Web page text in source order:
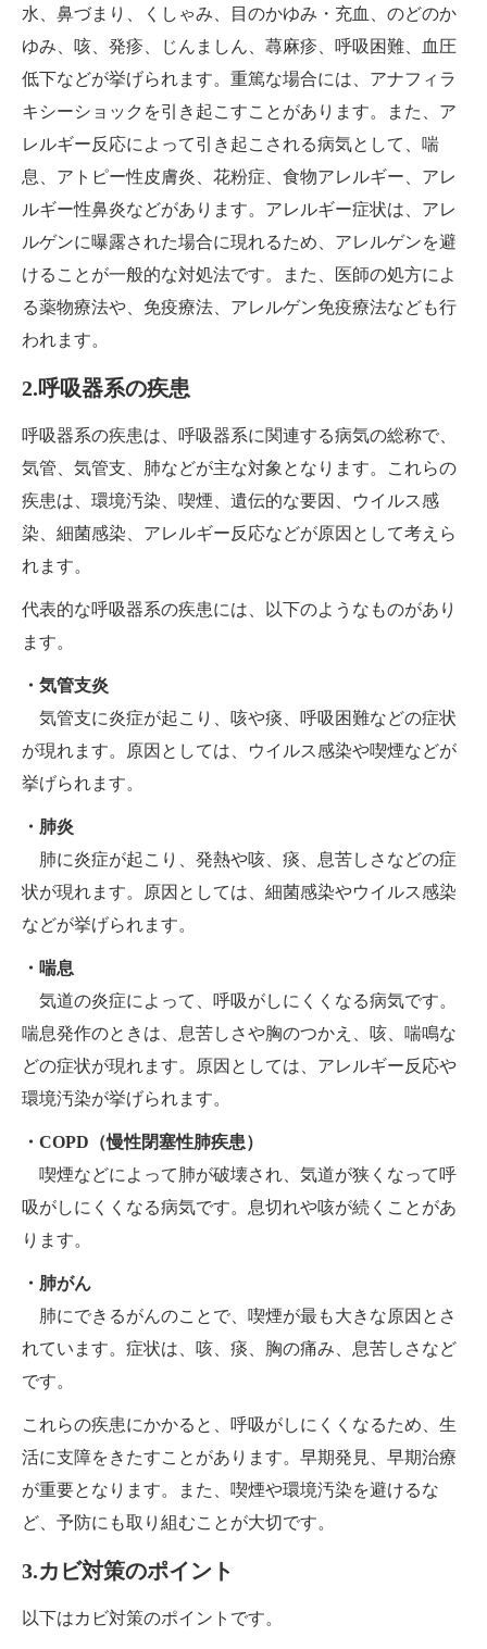
水、鼻づまり、くしゃみ、目のかゆみ・充血、のどのか
ゆみ、咳、発疹、じんましん、蕁麻疹、呼吸困難、血圧
低下などが挙げられます。重篤な場合には、アナフィラ
キシーショックを引き起こすことがあります。また、ア
レルギー反応によって引き起こされる病気として、喘
息、アトピー性皮膚炎、花粉症、食物アレルギー、アレ
ルギー性鼻炎などがあります。アレルギー症状は、アレ
ルゲンに曝露された場合に現れるため、アレルゲンを避
けることが一般的な対処法です。また、医師の処方によ
る薬物療法や、免疫療法、アレルゲン免疫療法なども行
われます。
2.呼吸器系の疾患
呼吸器系の疾患は、呼吸器系に関連する病気の総称で、
気管、気管支、肺などが主な対象となります。これらの
疾患は、環境汚染、喫煙、遺伝的な要因、ウイルス感
染、細菌感染、アレルギー反応などが原因として考えら
れます。
代表的な呼吸器系の疾患には、以下のようなものがあり
ます。
・気管支炎
気管支に炎症が起こり、咳や痰、呼吸困難などの症状
が現れます。原因としては、ウイルス感染や喫煙などが
挙げられます。
・肺炎
肺に炎症が起こり、発熱や咳、痰、息苦しさなどの症
状が現れます。原因としては、細菌感染やウイルス感染
などが挙げられます。
・喘息
気道の炎症によって、呼吸がしにくくなる病気です。
喘息発作のときは、息苦しさや胸のつかえ、咳、喘鳴な
どの症状が現れます。原因としては、アレルギー反応や
環境汚染が挙げられます。
・COPD（慢性閉塞性肺疾患）
喫煙などによって肺が破壊され、気道が狭くなって呼
吸がしにくくなる病気です。息切れや咳が続くことがあ
ります。
・肺がん
肺にできるがんのことで、喫煙が最も大きな原因とさ
れています。症状は、咳、痰、胸の痛み、息苦しさなど
です。
これらの疾患にかかると、呼吸がしにくくなるため、生
活に支障をきたすことがあります。早期発見、早期治療
が重要となります。また、喫煙や環境汚染を避けるな
ど、予防にも取り組むことが大切です。
3.カビ対策のポイント
以下はカビ対策のポイントです。